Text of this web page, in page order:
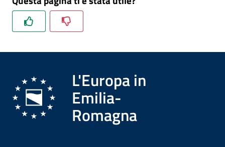
Formazione
Notizie
eventi
Partecipazione
L'Europa in
Emilia-
Romagna